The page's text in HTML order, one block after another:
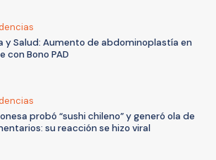
y Salud: Aumento de abdominoplastía en
con Bono PAD
probó “sushi chileno” y generó ola de
su reacción se hizo viral